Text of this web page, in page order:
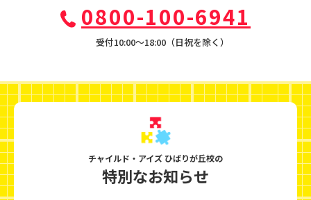
0800-100-6941
受付10:00〜18:00（日祝を除く）
チャイルド・アイズ ひばりが丘校の
特別なお知らせ